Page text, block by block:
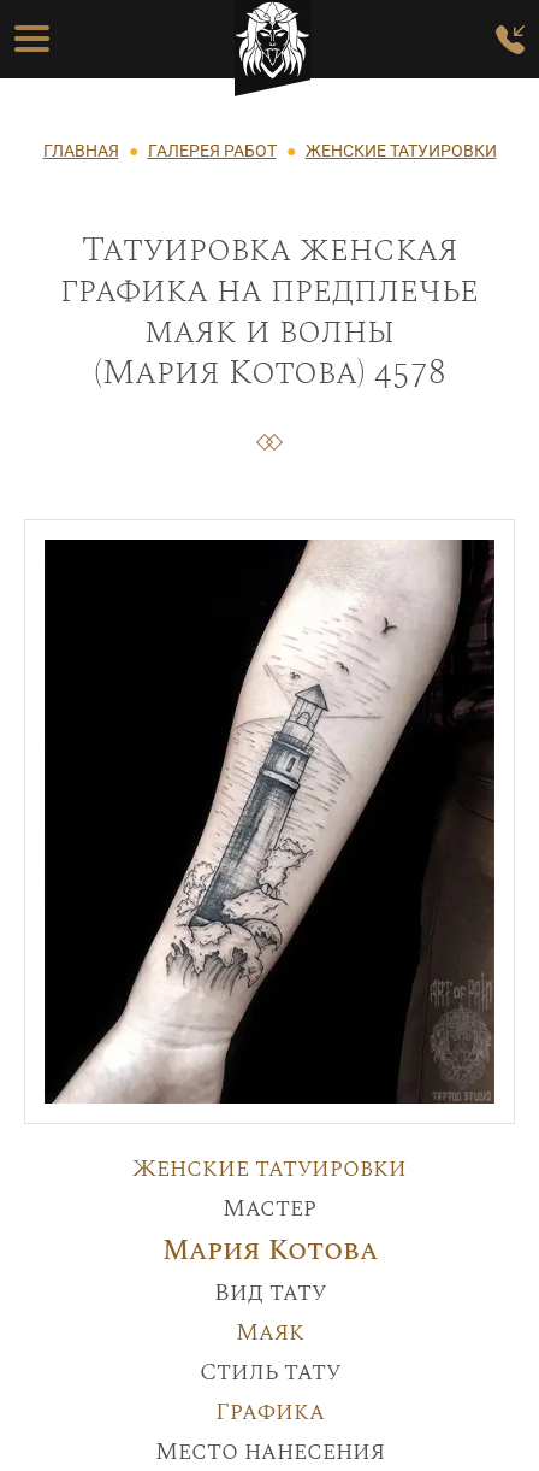
Перейти к основному содержанию
Основная навигация
Строка навигации
ГЛАВНАЯ ГАЛЕРЕЯ РАБОТ ЖЕНСКИЕ ТАТУИРОВКИ
Татуировка женская
графика на предплечье
маяк и волны
(Мария Котова) 4578
Женские татуировки
Мастер
Мария Котова
Вид тату
Маяк
Стиль тату
Графика
Место нанесения